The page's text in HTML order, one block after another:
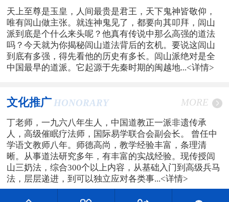
天上至尊是玉皇，人间最贵是君王，天下鬼神皆敬仰，
唯有闾山做主张。就连神鬼见了，都要向其叩拜，闾山
派到底是个什么来头呢？他真有传说中那么高强的道法
吗？今天就为你揭秘闾山道法背后的玄机。要说这闾山
到底有多强，得先看他的历史有多长。闾山派绝对是全
中国最早的道派。它起源于先秦时期的闽越地...<详情>
文化推广 HONORARY MORE
丁老师，一九六八年生人，中国道教正一派非遗传承
人，高级催眠疗法师，国际易学联合会副会长。 曾任中
学语文教师八年。师德高尚，教学经验丰富，条理清
晰。从事道法研究多年，有丰富的实战经验。现传授闾
山三奶法，综合300个以上内容，从基础入门到高级兵马
法，层层递进，到可以独立应对各类事...<详情>